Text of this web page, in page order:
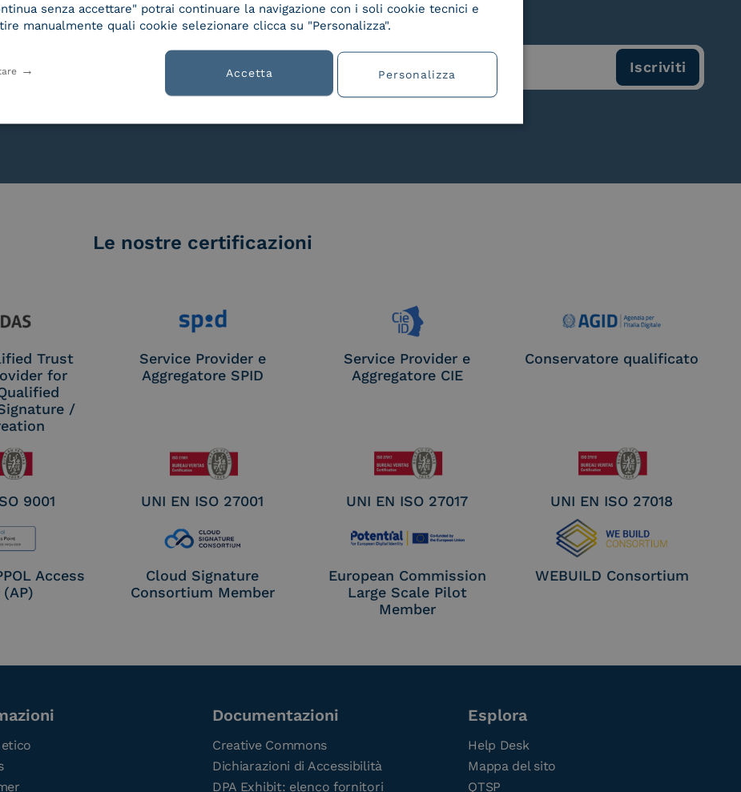
Le nostre certificazioni
Trust
for
/
Service Provider e
Aggregatore SPID
Service Provider e
Aggregatore CIE
Conservatore qualificato
9001 UNI EN ISO 27001 UNI EN ISO 27017 UNI EN ISO 27018
Access
Cloud Signature
Consortium Member
European Commission
Large Scale Pilot
Member
WEBUILD Consortium
Documentazioni
Creative Commons
Dichiarazioni di Accessibilità
DPA Exhibit: elenco fornitori
Esplora
Help Desk
Mappa del sito
QTSP
senza accettare" potrai continuare la navigazione con i soli cookie tecnici e
manualmente quali cookie selezionare clicca su "Personalizza".
Accetta Personalizza